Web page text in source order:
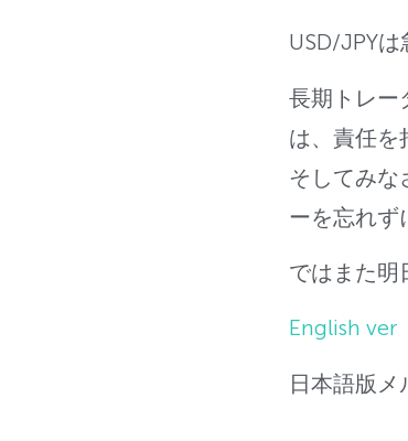
USD/JPY
長期トレー
は、責任を
そしてみな
ーを忘れず
ではまた明
English ver
日本語版メ